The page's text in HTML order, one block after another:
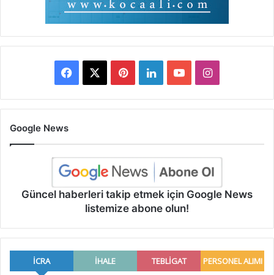
Facebook PinterestLinkedInYouTubeInstagram
Google News
Güncel haberleri takip etmek için Google News
listemize abone olun!